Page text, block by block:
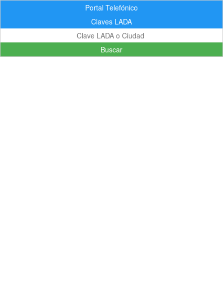
Portal Telefónico
Claves LADA
Buscar